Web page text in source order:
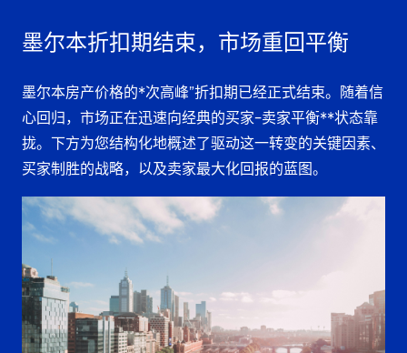
墨尔本折扣期结束，市场重回平衡
墨尔本房产价格的*次高峰”折扣期已经正式结束。随着信
心回归，市场正在迅速向经典的买家-卖家平衡**状态靠
拢。下方为您结构化地概述了驱动这一转变的关键因素、
买家制胜的战略，以及卖家最大化回报的蓝图。